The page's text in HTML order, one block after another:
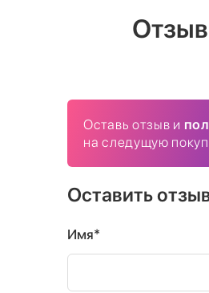
Оставь отзыв и
на следущую
Оставить
Имя*